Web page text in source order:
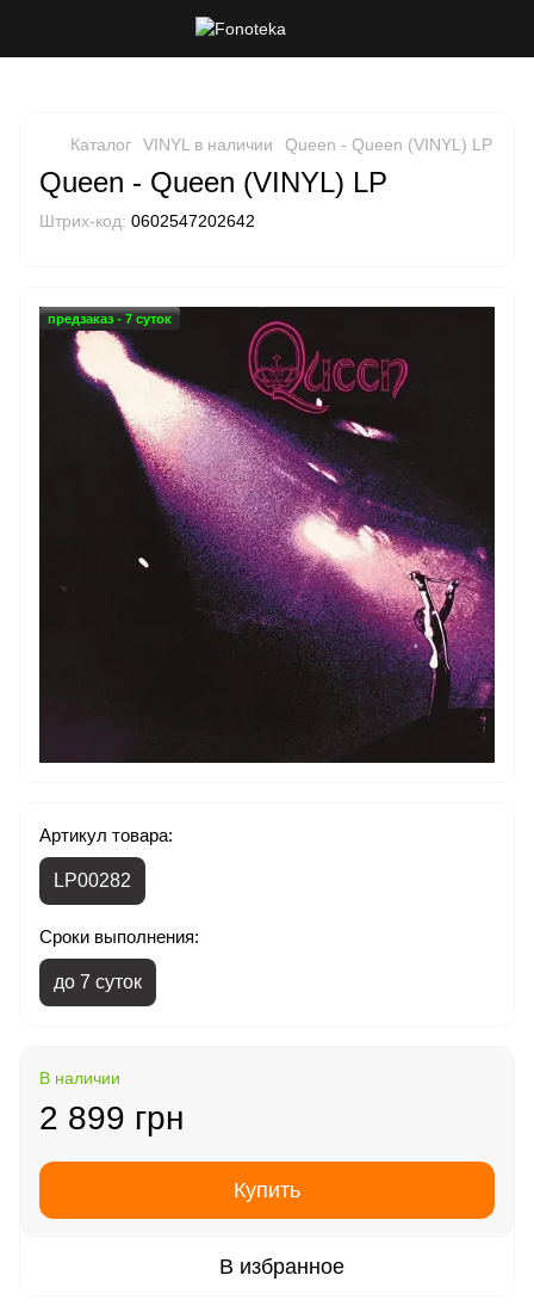
Каталог VINYL в наличии Queen - Queen (VINYL) LP
Queen - Queen (VINYL) LP
Штрих-код: 0602547202642
предзаказ - 7 суток
Артикул товара:
LP00282
Сроки выполнения:
до 7 суток
В наличии
2 899 грн
Купить
В избранное